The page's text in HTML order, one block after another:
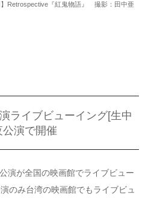
Retrospective『紅鬼物語』 撮影：田中亜
ライブビューイング[生中
演で開催
演が全国の映画館でライブビュー
のみ台湾の映画館でもライブビュ